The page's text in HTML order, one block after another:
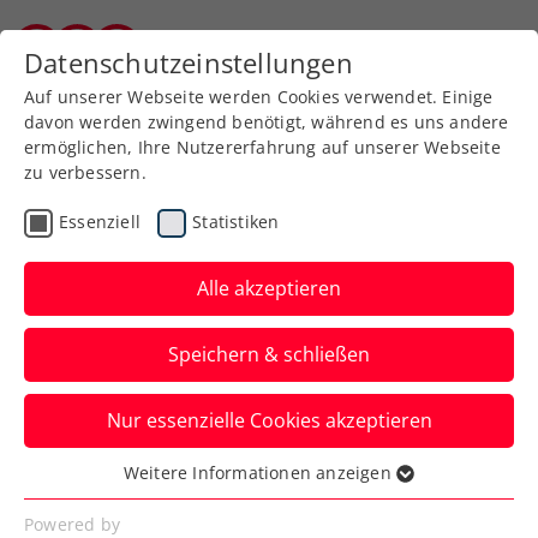
Zurück zur Newsübersicht
Turniere
Magic Moments in the
City presented by Erste
Bank
Tennis auf dem Rathausplatz: Erlebe von
16. bis 19. Oktober 2025 deinen
magischen Tennismoment.
Verfasst von: Presseaussendung / Redaktion, 01.10.2025
Datenschutzeinstellungen
Auf unserer Webseite werden Cookies verwendet. Einige
davon werden zwingend benötigt, während es uns andere
ermöglichen, Ihre Nutzererfahrung auf unserer Webseite
zu verbessern.
Essenziell Statistiken
Alle akzeptieren
Speichern & schließen
Nur essenzielle Cookies akzeptieren
Essenziell
Essenzielle Cookies werden für grundlegende
Weitere Informationen anzeigen
Powered by